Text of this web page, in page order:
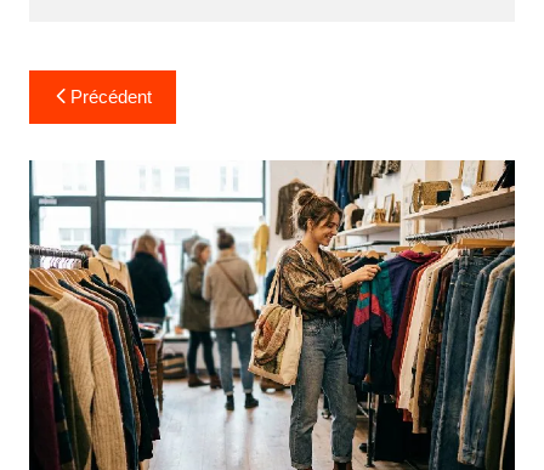
Navigation
de
l’article
Précédent